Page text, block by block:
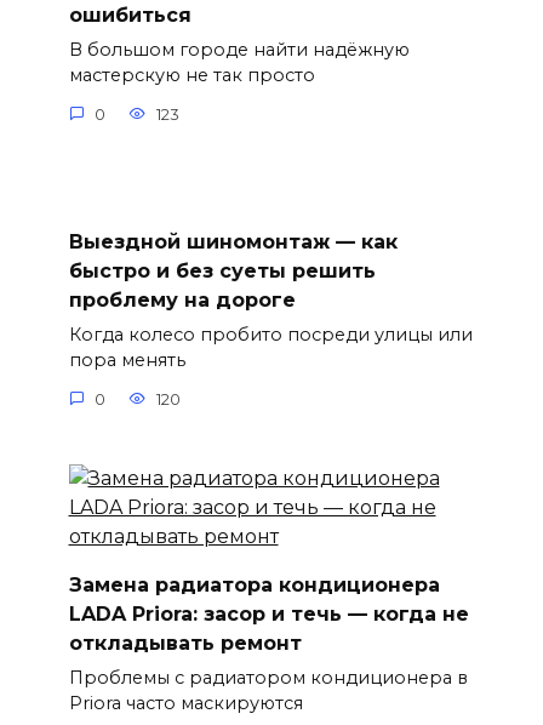
ошибиться
В большом городе найти надёжную
мастерскую не так просто
0 123
Выездной шиномонтаж — как
быстро и без суеты решить
проблему на дороге
Когда колесо пробито посреди улицы или
пора менять
0 120
Замена радиатора кондиционера
LADA Priora: засор и течь — когда не
откладывать ремонт
Проблемы с радиатором кондиционера в
Priora часто маскируются